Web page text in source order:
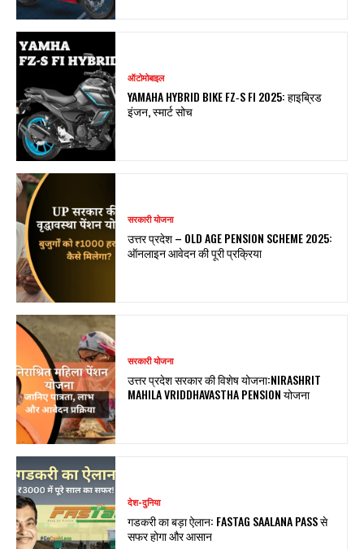
ऑटोमोबाइल
YAMAHA HYBRID BIKE FZ‑S FI 2025: हाइब्रिड
इंजन, स्मार्ट सोच
सरकारी योजना
उत्तर प्रदेश – OLD AGE PENSION SCHEME 2025:
ऑनलाइन आवेदन की पूरी प्रक्रिया
सरकारी योजना
उत्तर प्रदेश सरकार की विशेष योजना:NIRASHRIT
MAHILA VRIDDHAVASTHA PENSION योजना
देश-दुनिया
गडकरी का बड़ा ऐलान: FASTAG SAALANA PASS से
सफर होगा और आसान